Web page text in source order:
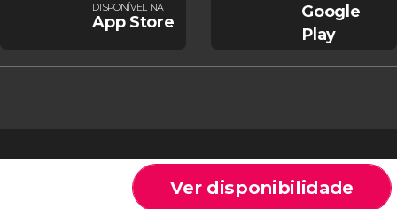
Ver disponibilidade
DISPONÍVEL NA
App Store
Google
Play
Condições gerais Aviso legal Política de privacidade Cookies